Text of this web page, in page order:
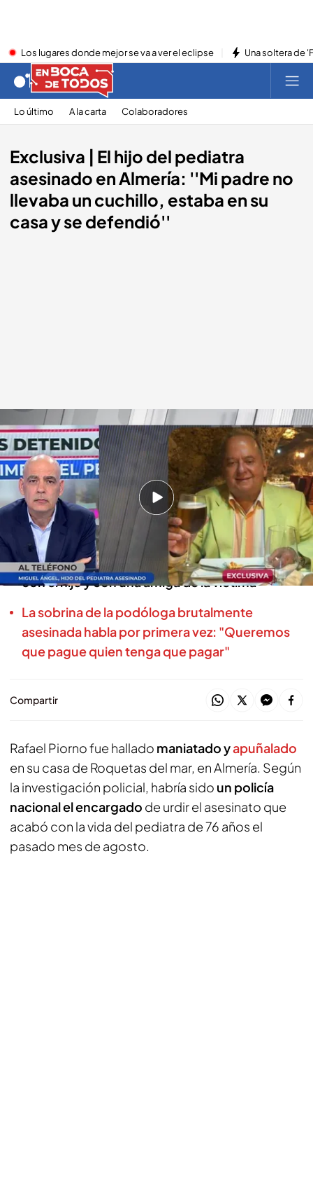
Los lugares donde mejor se va a ver el eclipse Una soltera de
Lo último A la carta Colaboradores
Exclusiva | El hijo del pediatra
asesinado en Almería: ''Mi padre no
llevaba un cuchillo, estaba en su
casa y se defendió''
Hablamos con el hijo del hombre asesinado
En boca de todos
20 SEP 2024 - 14:14h.
Rafael Piorno fue hallado apuñalado en su casa
de Roquetas del mar, en Almería
'En boca de todos' ha hablado, en exclusiva,
con el hijo y con una amiga de la víctima
La sobrina de la podóloga brutalmente
asesinada habla por primera vez: "Queremos
que pague quien tenga que pagar"
Compartir
Rafael Piorno fue hallado maniatado yapuñalado
en su casa de Roquetas del mar, en Almería. Según
la investigación policial, habría sido un policía
nacional el encargado de urdir el asesinato que
acabó con la vida del pediatra de 76 años el
pasado mes de agosto.